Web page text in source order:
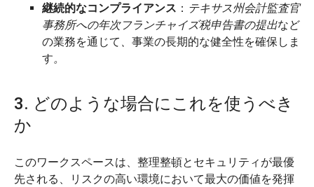
継続的なコンプライアンス ： テキサス州会計監査官
事務所への年次フランチャイズ税申告書の提出など
の業務を通じて 、 事業の長期的な健全性を確保しま
す。
3. どのような場合にこれを使うべき
か
このワークスペースは、整理整頓とセキュリティが最優
先される、リスクの高い環境において最大の価値を発揮